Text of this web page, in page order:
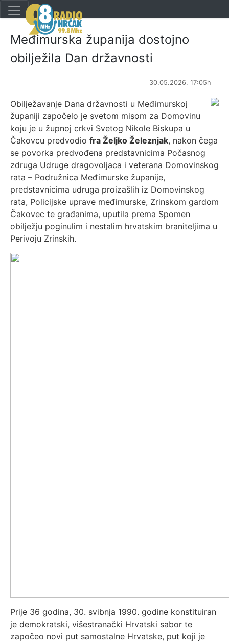
Međimurska županija dostojno
obilježila Dan državnosti
30.05.2026. 17:05h
Obilježavanje Dana državnosti u Međimurskoj
županiji započelo je svetom misom za Domovinu
koju je u župnoj crkvi Svetog Nikole Biskupa u
Čakovcu predvodio fra Željko Železnjak, nakon čega
se povorka predvođena predstavnicima Počasnog
zdruga Udruge dragovoljaca i veterana Domovinskog
rata – Podružnica Međimurske županije,
predstavnicima udruga proizašlih iz Domovinskog
rata, Policijske uprave međimurske, Zrinskom gardom
Čakovec te građanima, uputila prema Spomen
obilježju poginulim i nestalim hrvatskim braniteljima u
Perivoju Zrinskih.
Prije 36 godina, 30. svibnja 1990. godine konstituiran
je demokratski, višestranački Hrvatski sabor te
započeo novi put samostalne Hrvatske, put koji je